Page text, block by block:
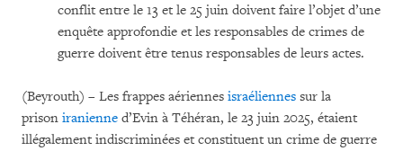
conflit entre le 13 et le 25 juin doivent faire l’objet d’une
enquête approfondie et les responsables de crimes de
guerre doivent être tenus responsables de leurs actes.
(Beyrouth) – Les frappes aériennes israéliennes sur la
prison iranienne d’Evin à Téhéran, le 23 juin 2025, étaient
illégalement indiscriminées et constituent un crime de guerre